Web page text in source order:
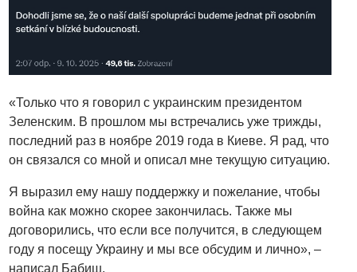
«Только что я говорил с украинским президентом
Зеленским. В прошлом мы встречались уже трижды,
последний раз в ноябре 2019 года в Киеве. Я рад, что
он связался со мной и описал мне текущую ситуацию.
Я выразил ему нашу поддержку и пожелание, чтобы
война как можно скорее закончилась. Также мы
договорились, что если все получится, в следующем
году я посещу Украину и мы все обсудим и лично», –
написал Бабиш.